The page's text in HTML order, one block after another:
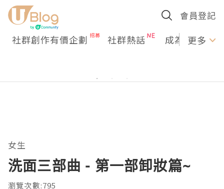
會員登記
社群創作有價企劃 社群熱話 成為U更多
女生
洗面三部曲 - 第一部卸妝篇~
瀏覽次數:795